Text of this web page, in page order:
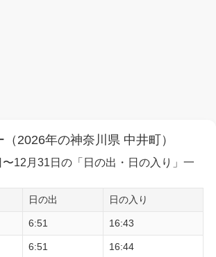
2026年の神奈川県 中井町）
12月31日の「日の出・日の入り」一
日の出 日の入り
6:51 16:43
6:51 16:44